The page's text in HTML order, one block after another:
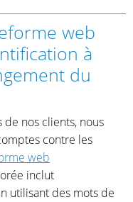
web
à
du
nos clients, nous
contre les
web
inclut
utilisant des mots de